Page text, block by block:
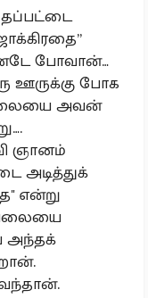
போவான்…
ஊருக்கு போக
அவன்
ஞானம்
அடித்துக்
என்று
அந்தக்